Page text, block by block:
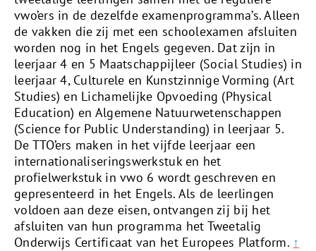
vwo’ers in de dezelfde examenprogramma’s. Alleen
de vakken die zij met een schoolexamen afsluiten
worden nog in het Engels gegeven. Dat zijn in
leerjaar 4 en 5 Maatschappijleer (Social Studies) in
leerjaar 4, Culturele en Kunstzinnige Vorming (Art
Studies) en Lichamelijke Opvoeding (Physical
Education) en Algemene Natuurwetenschappen
(Science for Public Understanding) in leerjaar 5.
De TTO’ers maken in het vijfde leerjaar een
internationaliseringswerkstuk en het
profielwerkstuk in vwo 6 wordt geschreven en
gepresenteerd in het Engels. Als de leerlingen
voldoen aan deze eisen, ontvangen zij bij het
afsluiten van hun programma het Tweetalig
Onderwijs Certificaat van het Europees Platform. ↑